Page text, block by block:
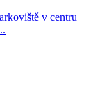
v centru